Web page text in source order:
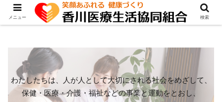
わたしたちは、人が人として大切にされる社会をめざして、
保健・医療・介護・福祉などの事業と運動をとおし、
メニュー 検索